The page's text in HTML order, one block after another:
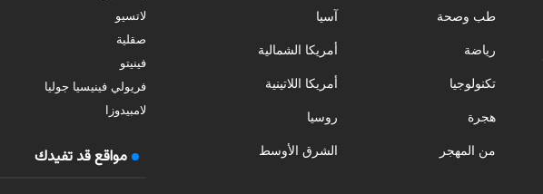
طب وصحة
رياضة
تكنولوجيا
هجرة
من المهجر
آسيا
أمريكا الشمالية
أمريكا اللاتينية
روسيا
الشرق الأوسط
لاتسيو
صقلية
فينيتو
فريولي فينيسيا جوليا
لامبيدوزا
مواقع قد تفيدك